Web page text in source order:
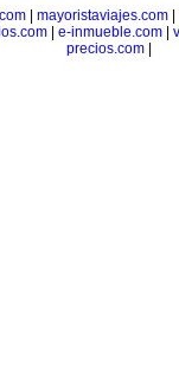
| mayoristaviajes.com|
| e-inmueble.com|
precios.com